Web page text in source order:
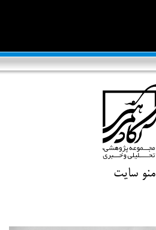
منو سایت